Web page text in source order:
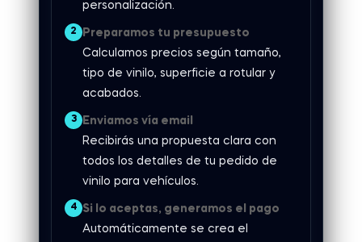
personalización.
2
Preparamos tu presupuesto
Calculamos precios según tamaño,
tipo de vinilo, superficie a rotular y
acabados.
3
Enviamos vía email
Recibirás una propuesta clara con
todos los detalles de tu pedido de
vinilo para vehículos.
4
Si lo aceptas, generamos el pago
Automáticamente se crea el